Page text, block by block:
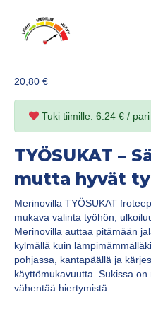
20,80 €
Tuki tiimille: 6.24 € /
TYÖSUKAT –
mutta hyvät
Merinovilla TYÖSUKAT
mukava valinta työhön,
Merinovilla auttaa pitämään
kylmällä kuin
pohjassa, kantapäällä ja
käyttömukavuutta. Sukissa
vähentää hiertymistä.